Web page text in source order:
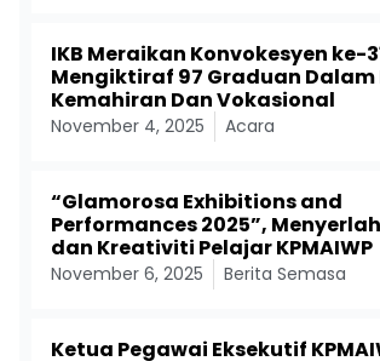
IKB Meraikan Konvokesyen ke-
Mengiktiraf 97 Graduan
Kemahiran Dan Vokasional
November 4, 2025 Acara
“Glamorosa Exhibitions and
Performances 2025”,
dan Kreativiti Pelajar KPMAIWP
November 6, 2025 Berita Semasa
Ketua Pegawai Eksekutif